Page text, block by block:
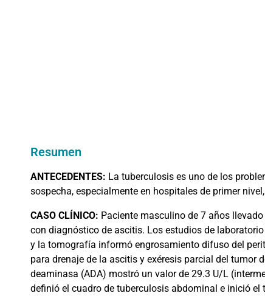
Resumen
ANTECEDENTES: La tuberculosis es uno de los
sospecha, especialmente en hospitales de primer
CASO CLÍNICO: Paciente masculino de 7 años
con diagnóstico de ascitis. Los estudios de
y la tomografía informó engrosamiento difuso del
para drenaje de la ascitis y exéresis parcial del tumor
deaminasa (ADA) mostró un valor de 29.3 U/L
definió el cuadro de tuberculosis abdominal e inició